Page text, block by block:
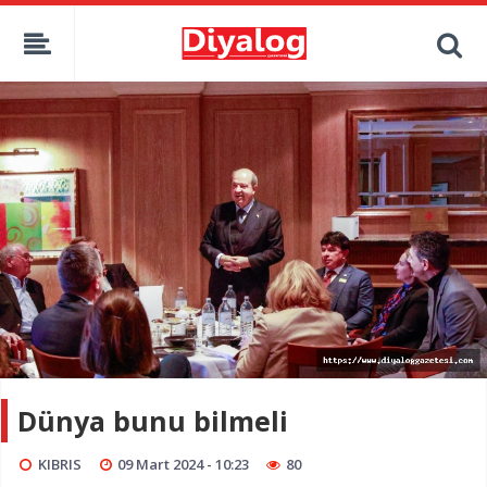
Dünya bunu bilmeli
KIBRIS 09 Mart 2024 - 10:23 80